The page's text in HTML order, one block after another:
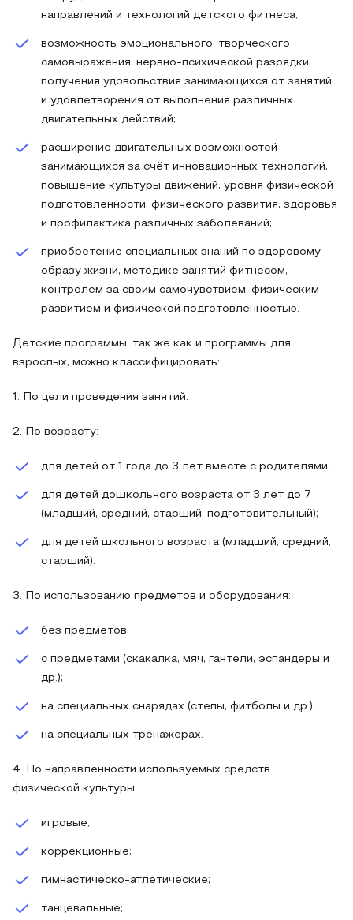
направлений и технологий детского фитнеса;
возможность эмоционального, творческого
самовыражения, нервно-психической разрядки,
получения удовольствия занимающихся от занятий
и удовлетворения от выполнения различных
двигательных действий;
расширение двигательных возможностей
занимающихся за счёт инновационных технологий,
повышение культуры движений, уровня физической
подготовленности, физического развития, здоровья
и профилактика различных заболеваний;
приобретение специальных знаний по здоровому
образу жизни, методике занятий фитнесом,
контролем за своим самочувствием, физическим
развитием и физической подготовленностью.
Детские программы, так же как и программы для
взрослых, можно классифицировать:
1. По цели проведения занятий.
2. По возрасту:
для детей от 1 года до 3 лет вместе с родителями;
для детей дошкольного возраста от 3 лет до 7
(младший, средний, старший, подготовительный);
для детей школьного возраста (младший, средний,
старший).
3. По использованию предметов и оборудования:
без предметов;
с предметами (скакалка, мяч, гантели, эспандеры и
др.);
на специальных снарядах (степы, фитболы и др.);
на специальных тренажерах.
4. По направленности используемых средств
физической культуры:
игровые;
коррекционные;
гимнастическо-атлетические;
танцевальные;